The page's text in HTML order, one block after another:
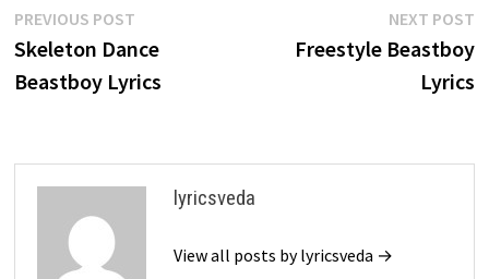
Post
navigation
PREVIOUS POSTPrevious
post:
Skeleton Dance
Beastboy Lyrics
NEXT POST
Freestyle Beastboy
Lyrics
lyricsveda
View all posts by lyricsveda →